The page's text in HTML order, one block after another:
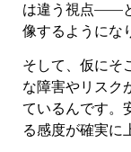
は違う視点——
像するようにな
そして、仮にそ
な障害やリスク
ているんです。
る感度が確実に